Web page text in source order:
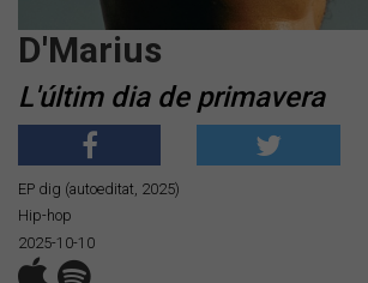
D'Marius
L'últim dia de primavera
EP dig (autoeditat, 2025)
Hip-hop
2025-10-10